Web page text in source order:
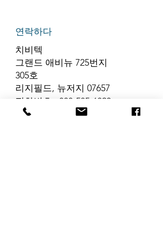
연락하다
치비텍
그랜드 애비뉴 725번지
305호
리지필드, 뉴저지 07657
전화번호 888-585-6823
이메일 hello@chibitek.com